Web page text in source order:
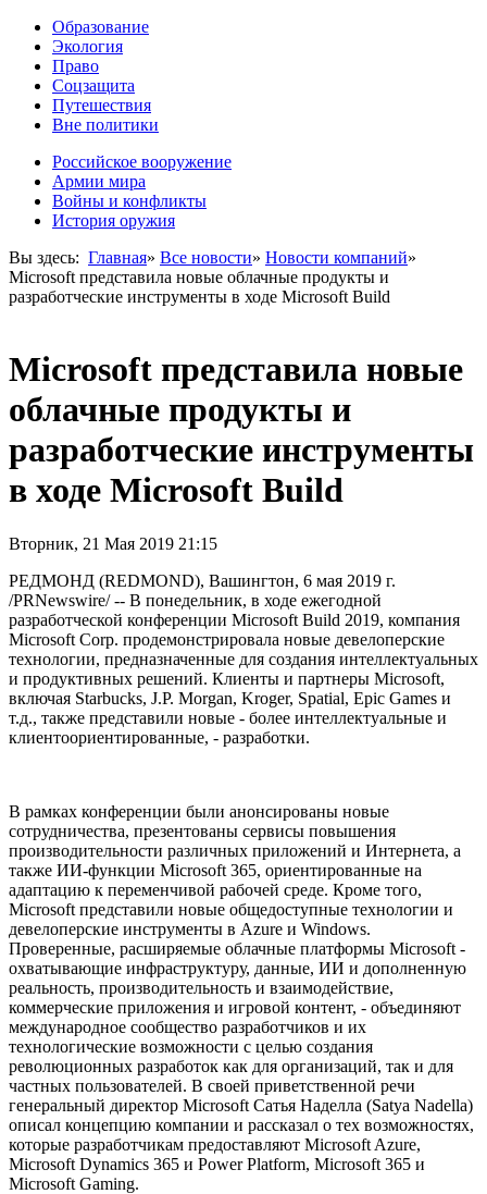
Образование
Экология
Право
Соцзащита
Путешествия
Вне политики
Российское вооружение
Армии мира
Войны и конфликты
История оружия
Вы здесь: Главная» Все новости» Новости компаний»
Microsoft представила новые облачные продукты и
разработческие инструменты в ходе Microsoft Build
Microsoft представила новые
облачные продукты и
разработческие инструменты
в ходе Microsoft Build
Вторник, 21 Мая 2019 21:15
РЕДМОНД (REDMOND), Вашингтон, 6 мая 2019 г.
/PRNewswire/ -- В понедельник, в ходе ежегодной
разработческой конференции Microsoft Build 2019, компания
Microsoft Corp. продемонстрировала новые девелоперские
технологии, предназначенные для создания интеллектуальных
и продуктивных решений. Клиенты и партнеры Microsoft,
включая Starbucks, J.P. Morgan, Kroger, Spatial, Epic Games и
т.д., также представили новые - более интеллектуальные и
клиентоориентированные, - разработки.
В рамках конференции были анонсированы новые
сотрудничества, презентованы сервисы повышения
производительности различных приложений и Интернета, а
также ИИ-функции Microsoft 365, ориентированные на
адаптацию к переменчивой рабочей среде. Кроме того,
Microsoft представили новые общедоступные технологии и
девелоперские инструменты в Azure и Windows.
Проверенные, расширяемые облачные платформы Microsoft -
охватывающие инфраструктуру, данные, ИИ и дополненную
реальность, производительность и взаимодействие,
коммерческие приложения и игровой контент, - объединяют
международное сообщество разработчиков и их
технологические возможности с целью создания
революционных разработок как для организаций, так и для
частных пользователей. В своей приветственной речи
генеральный директор Microsoft Сатья Наделла (Satya Nadella)
описал концепцию компании и рассказал о тех возможностях,
которые разработчикам предоставляют Microsoft Azure,
Microsoft Dynamics 365 и Power Platform, Microsoft 365 и
Microsoft Gaming.